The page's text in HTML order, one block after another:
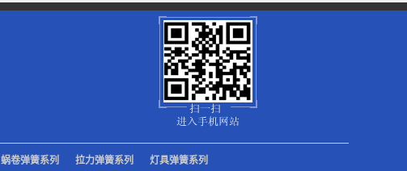
蜗卷弹簧系列 拉力弹簧系列 灯具弹簧系列